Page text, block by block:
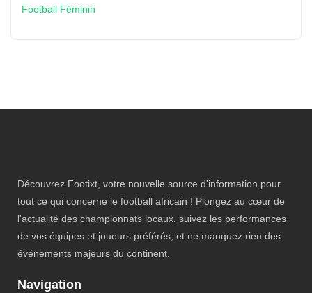
Découvrez Footixt, votre nouvelle source d'information pour
tout ce qui concerne le football africain ! Plongez au cœur de
l'actualité des championnats locaux, suivez les performances
de vos équipes et joueurs préférés, et ne manquez rien des
événements majeurs du continent.
Navigation